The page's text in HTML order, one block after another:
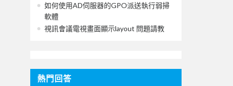
如何使用AD伺服器的GPO派送執行弱掃
軟體
視訊會議電視畫面顯示layout 問題請教
熱門回答